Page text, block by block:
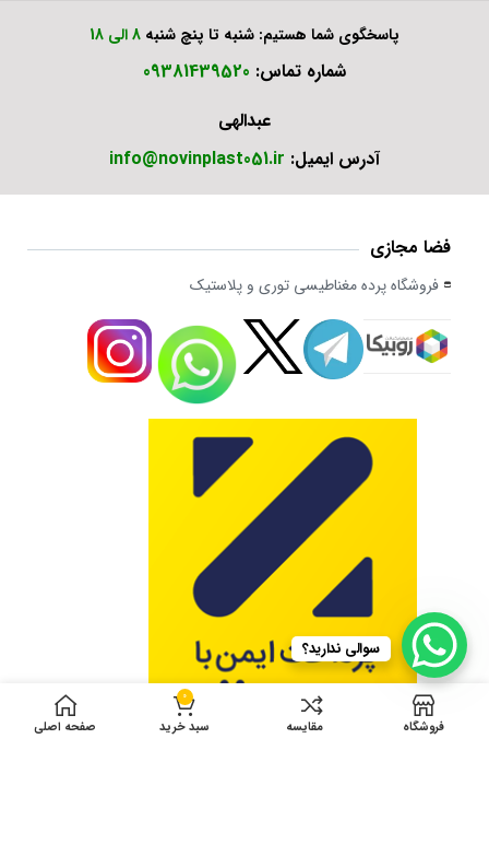
پاسخگوی شما هستیم: شنبه تا پنچ شنبه 8 الی 18
شماره تماس: 09381439520
عبدالهی
آدرس ایمیل: info@novinplast051.ir
فضا مجازی
فروشگاه پرده مغناطیسی توری و پلاستیک
سوالی ندارید؟
فروشگاه مقایسه
0
سبد خرید صفحه اصلی